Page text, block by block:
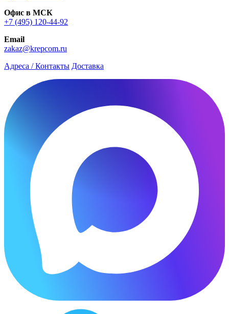
Офис в МСК
+7 (495) 120-44-92
Email
zakaz@krepcom.ru
Адреса / Контакты Доставка